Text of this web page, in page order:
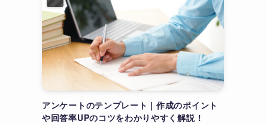
アンケートのテンプレート｜作成のポイント
や回答率UPのコツをわかりやすく解説！